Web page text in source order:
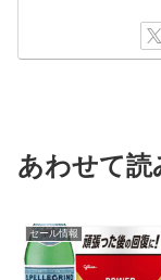
あわせて読
セール情報